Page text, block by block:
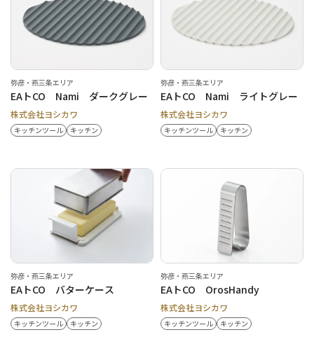
弥彦・燕三条エリア
EAトCO Nami ダークグレー
株式会社ヨシカワ
キッチンツール キッチン
弥彦・燕三条エリア
EAトCO Nami ライトグレー
株式会社ヨシカワ
キッチンツール キッチン
弥彦・燕三条エリア
EAトCO バターケース
株式会社ヨシカワ
キッチンツール キッチン
弥彦・燕三条エリア
EAトCO OrosHandy
株式会社ヨシカワ
キッチンツール キッチン